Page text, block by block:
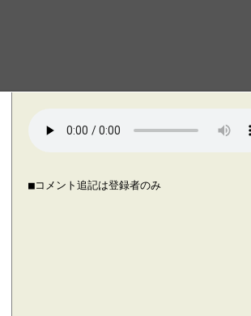
■コメント追記は登録者のみ